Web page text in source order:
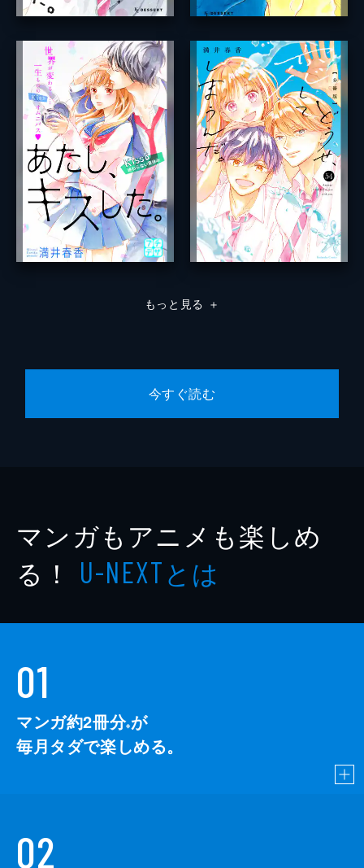
もっと見る ＋
今すぐ読む
マンガもアニメも楽しめ
る！ U-NEXTとは
01
マンガ約2冊分※が
毎月タダで楽しめる。
02